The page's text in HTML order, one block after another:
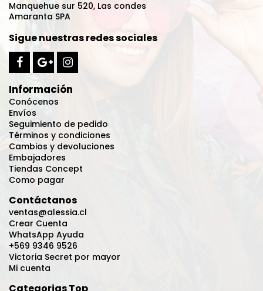
Manquehue sur 520, Las condes
Amaranta SPA
Sigue nuestras redes sociales
Información
Conócenos
Envíos
Seguimiento de pedido
Términos y condiciones
Cambios y devoluciones
Embajadores
Tiendas Concept
Como pagar
Contáctanos
ventas@alessia.cl
Crear Cuenta
WhatsApp Ayuda
+569 9346 9526
Victoria Secret por mayor
Mi cuenta